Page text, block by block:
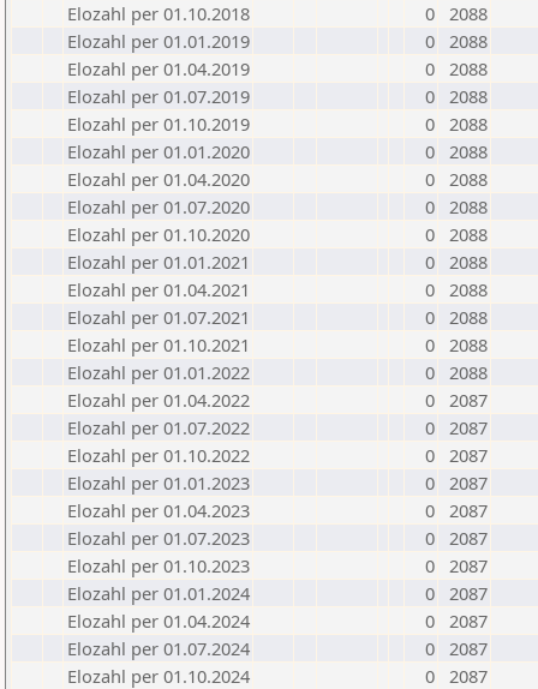
Elozahl per 01.10.2018
0 2088
Elozahl per 01.01.2019
0 2088
Elozahl per 01.04.2019
0 2088
Elozahl per 01.07.2019
0 2088
Elozahl per 01.10.2019
0 2088
Elozahl per 01.01.2020
0 2088
Elozahl per 01.04.2020
0 2088
Elozahl per 01.07.2020
0 2088
Elozahl per 01.10.2020
0 2088
Elozahl per 01.01.2021
0 2088
Elozahl per 01.04.2021
0 2088
Elozahl per 01.07.2021
0 2088
Elozahl per 01.10.2021
0 2088
Elozahl per 01.01.2022
0 2088
Elozahl per 01.04.2022
0 2087
Elozahl per 01.07.2022
0 2087
Elozahl per 01.10.2022
0 2087
Elozahl per 01.01.2023
0 2087
Elozahl per 01.04.2023
0 2087
Elozahl per 01.07.2023
0 2087
Elozahl per 01.10.2023
0 2087
Elozahl per 01.01.2024
0 2087
Elozahl per 01.04.2024
0 2087
Elozahl per 01.07.2024
0 2087
Elozahl per 01.10.2024
0 2087